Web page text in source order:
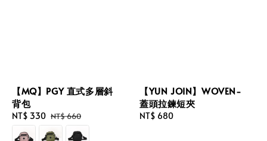
【MQ】PGY 直式多層斜
背包
Sale
price
NT$ 330 Regular
price
NT$ 660
【YUN JOIN】WOVEN-
蓋頭拉鍊短夾
Regular
NT$ 680